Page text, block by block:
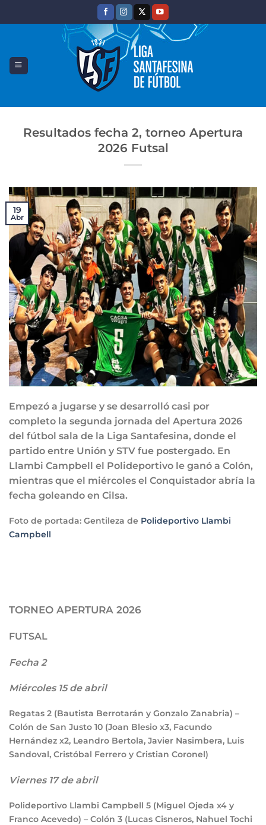
Resultados fecha 2, torneo Apertura
2026 Futsal
19
Abr
Empezó a jugarse y se desarrolló casi por
completo la segunda jornada del Apertura 2026
del fútbol sala de la Liga Santafesina, donde el
partido entre Unión y STV fue postergado. En
Llambi Campbell el Polideportivo le ganó a Colón,
mientras que el miércoles el Conquistador abría la
fecha goleando en Cilsa.
Foto de portada: Gentileza de Polideportivo Llambi
Campbell
TORNEO APERTURA 2026
FUTSAL
Fecha 2
Miércoles 15 de abril
Regatas 2 (Bautista Berrotarán y Gonzalo Zanabria) –
Colón de San Justo 10 (Joan Blesio x3, Facundo
Hernández x2, Leandro Bertola, Javier Nasimbera, Luis
Sandoval, Cristóbal Ferrero y Cristian Coronel)
Viernes 17 de abril
Polideportivo Llambi Campbell 5 (Miguel Ojeda x4 y
Franco Acevedo) – Colón 3 (Lucas Cisneros, Nahuel Tochi